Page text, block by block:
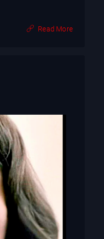
Read More